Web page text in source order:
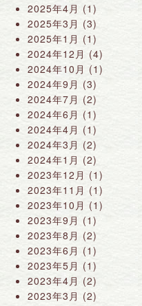
2025年4月 (1)
2025年3月 (3)
2025年1月 (1)
2024年12月 (4)
2024年10月 (1)
2024年9月 (3)
2024年7月 (2)
2024年6月 (1)
2024年4月 (1)
2024年3月 (2)
2024年1月 (2)
2023年12月 (1)
2023年11月 (1)
2023年10月 (1)
2023年9月 (1)
2023年8月 (2)
2023年6月 (1)
2023年5月 (1)
2023年4月 (2)
2023年3月 (2)